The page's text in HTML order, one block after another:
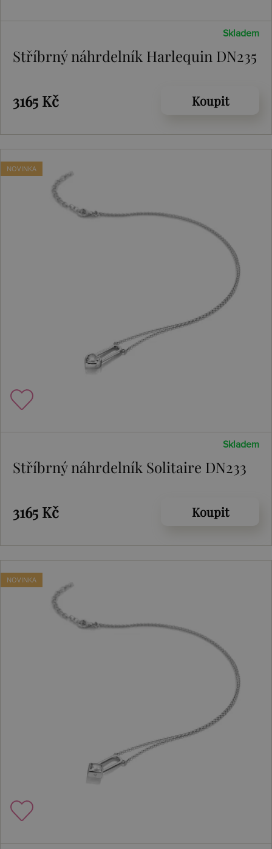
Skladem
Stříbrný náhrdelník Harlequin DN235
3165 Kč Koupit
NOVINKA
Skladem
Stříbrný náhrdelník Solitaire DN233
3165 Kč Koupit
NOVINKA